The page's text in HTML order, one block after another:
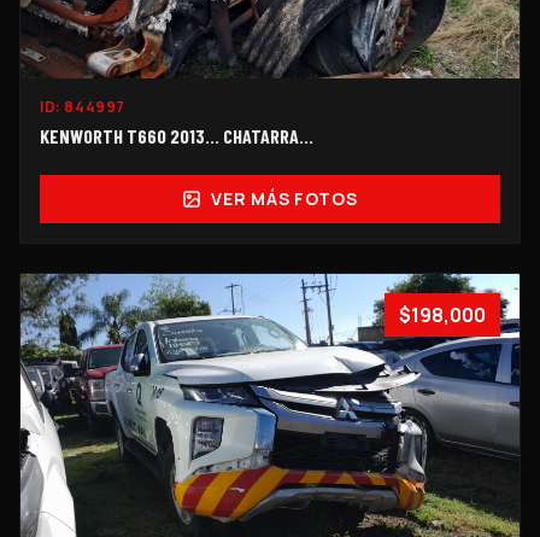
ID: 844997
KENWORTH T660 2013… CHATARRA…
VER MÁS FOTOS
$198,000